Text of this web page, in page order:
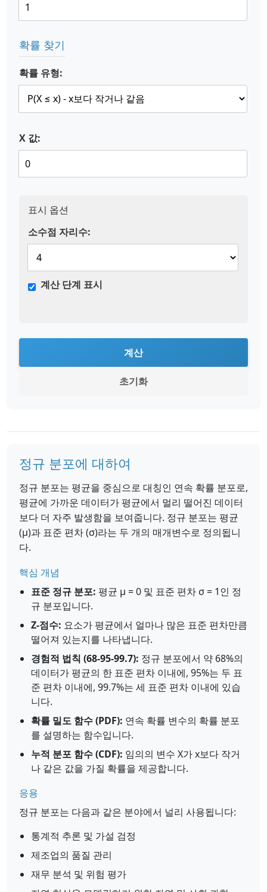
확률 찾기
확률 유형:
X 값:
표시 옵션
소수점 자리수:
계산 단계 표시
계산
초기화
정규 분포에 대하여
정규 분포는 평균을 중심으로 대칭인 연속 확률 분포로,
평균에 가까운 데이터가 평균에서 멀리 떨어진 데이터
보다 더 자주 발생함을 보여줍니다. 정규 분포는 평균
(μ)과 표준 편차 (σ)라는 두 개의 매개변수로 정의됩니
다.
핵심 개념
표준 정규 분포: 평균 μ = 0 및 표준 편차 σ = 1인 정
규 분포입니다.
Z-점수: 요소가 평균에서 얼마나 많은 표준 편차만큼
떨어져 있는지를 나타냅니다.
경험적 법칙 (68-95-99.7): 정규 분포에서 약 68%의
데이터가 평균의 한 표준 편차 이내에, 95%는 두 표
준 편차 이내에, 99.7%는 세 표준 편차 이내에 있습
니다.
확률 밀도 함수 (PDF): 연속 확률 변수의 확률 분포
를 설명하는 함수입니다.
누적 분포 함수 (CDF): 임의의 변수 X가 x보다 작거
나 같은 값을 가질 확률을 제공합니다.
응용
정규 분포는 다음과 같은 분야에서 널리 사용됩니다:
통계적 추론 및 가설 검정
제조업의 품질 관리
재무 분석 및 위험 평가